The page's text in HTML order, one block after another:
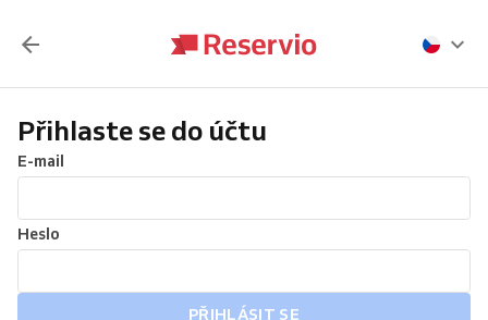
Přihlaste se do účtu
E-mail
Heslo
PŘIHLÁSIT SE